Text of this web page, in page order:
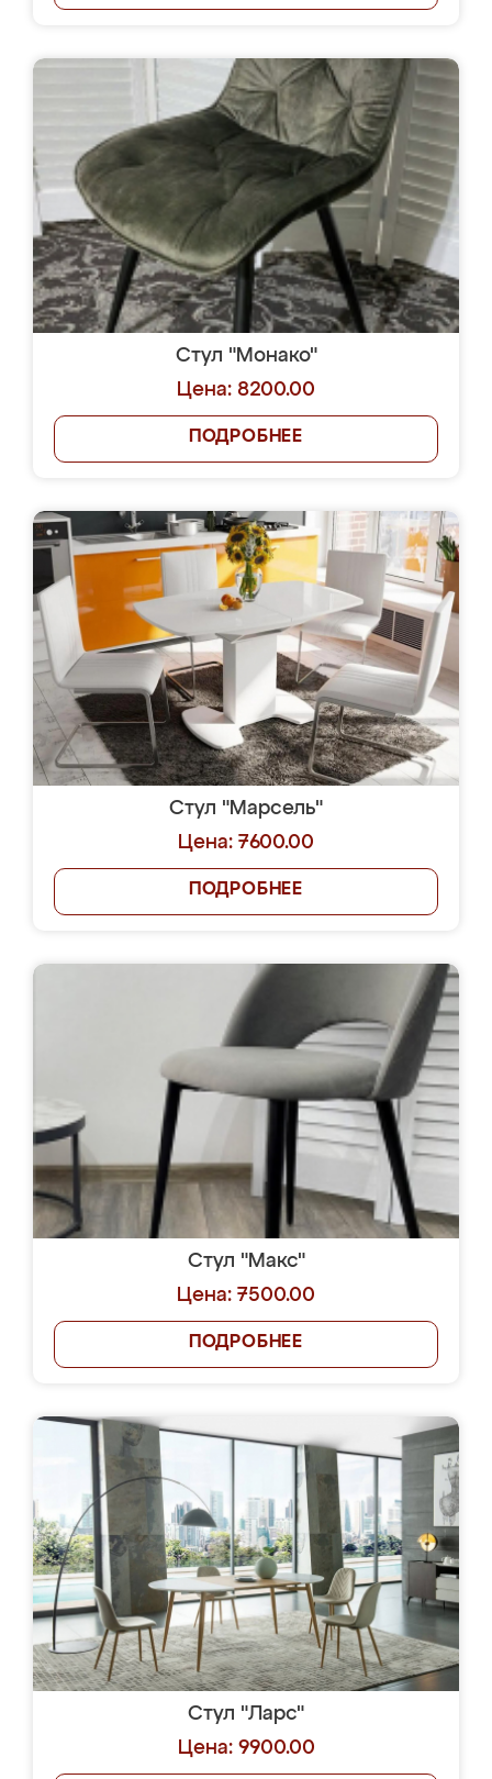
Стул "Монако"
Цена: 8200.00
ПОДРОБНЕЕ
Стул "Марсель"
Цена: 7600.00
ПОДРОБНЕЕ
Стул "Макс"
Цена: 7500.00
ПОДРОБНЕЕ
Стул "Ларс"
Цена: 9900.00